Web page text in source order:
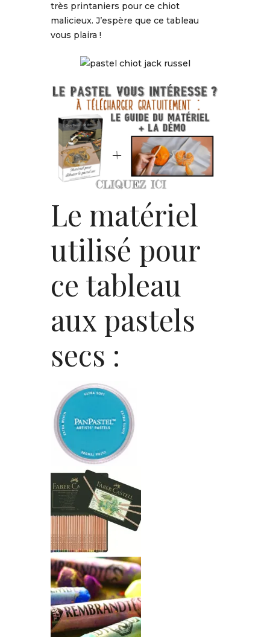
très printaniers pour ce chiot
malicieux. J’espère que ce tableau
vous plaira !
Le matériel
utilisé pour
ce tableau
aux pastels
secs :